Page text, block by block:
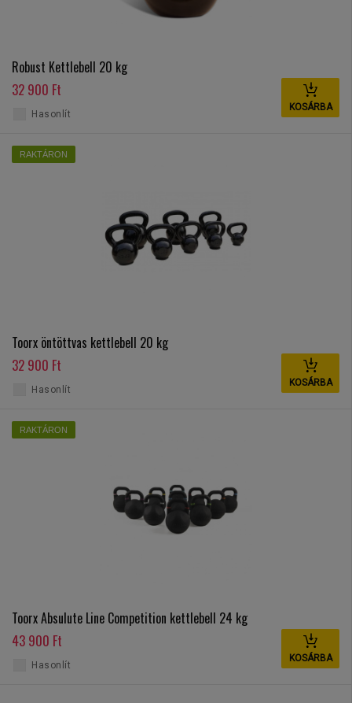
Robust Kettlebell 20 kg
32 900 Ft
KOSÁRBA
Hasonlít
RAKTÁRON
Toorx öntöttvas kettlebell 20 kg
32 900 Ft
KOSÁRBA
Hasonlít
RAKTÁRON
Toorx Absulute Line Competition kettlebell 24 kg
43 900 Ft
KOSÁRBA
Hasonlít